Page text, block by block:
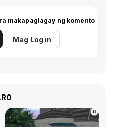
makapaglagay ng komento
Mag Log in